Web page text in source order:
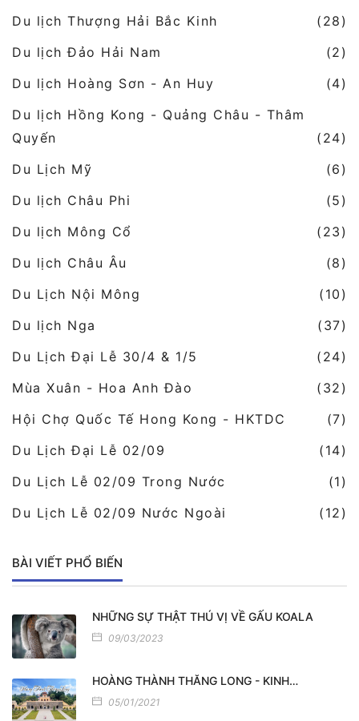
Du lịch Thượng Hải Bắc Kinh
(28)
Du lịch Đảo Hải Nam
(2)
Du lịch Hoàng Sơn - An Huy
(4)
Du lịch Hồng Kong - Quảng Châu - Thâm
Quyến
(24)
Du Lịch Mỹ
(6)
Du lịch Châu Phi
(5)
Du lịch Mông Cổ
(23)
Du lịch Châu Âu
(8)
Du Lịch Nội Mông
(10)
Du lịch Nga
(37)
Du Lịch Đại Lễ 30/4 & 1/5
(24)
Mùa Xuân - Hoa Anh Đào
(32)
Hội Chợ Quốc Tế Hong Kong - HKTDC
(7)
Du Lịch Đại Lễ 02/09
(14)
Du Lịch Lễ 02/09 Trong Nước
(1)
Du Lịch Lễ 02/09 Nước Ngoài
(12)
BÀI VIẾT PHỔ BIẾN
NHỮNG SỰ THẬT THÚ VỊ VỀ GẤU KOALA
09/03/2023
HOÀNG THÀNH THĂNG LONG - KINH…
05/01/2021